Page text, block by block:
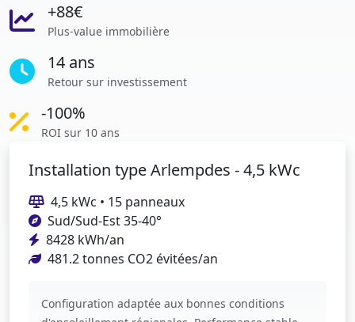
+88€
Plus-value immobilière
14 ans
Retour sur investissement
-100%
ROI sur 10 ans
Installation type Arlempdes - 4,5 kWc
4,5 kWc • 15 panneaux
Sud/Sud-Est 35-40°
8428 kWh/an
481.2 tonnes CO2 évitées/an
Configuration adaptée aux bonnes conditions